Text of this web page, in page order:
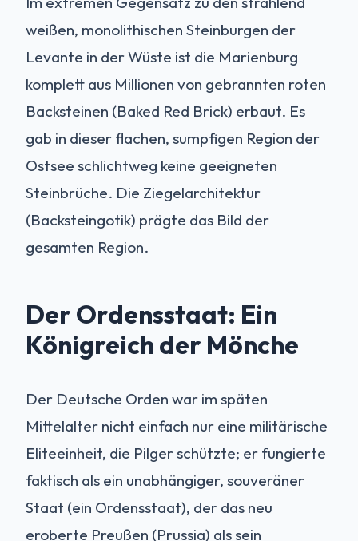
weißen, monolithischen Steinburgen der
Levante in der Wüste ist die Marienburg
komplett aus Millionen von gebrannten roten
Backsteinen (Baked Red Brick) erbaut. Es
gab in dieser flachen, sumpfigen Region der
Ostsee schlichtweg keine geeigneten
Steinbrüche. Die Ziegelarchitektur
(Backsteingotik) prägte das Bild der
gesamten Region.
Der Ordensstaat: Ein
Königreich der Mönche
Der Deutsche Orden war im späten
Mittelalter nicht einfach nur eine militärische
Eliteeinheit, die Pilger schützte; er fungierte
faktisch als ein unabhängiger, souveräner
Staat (ein Ordensstaat), der das neu
eroberte Preußen (Prussia) als sein